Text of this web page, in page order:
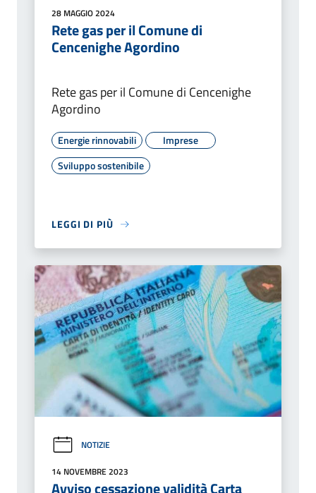
28 MAGGIO 2024
Rete gas per il Comune di
Cencenighe Agordino
Rete gas per il Comune di Cencenighe
Agordino
Energie rinnovabili
Imprese
Sviluppo sostenibile
LEGGI DI PIÙ
NOTIZIE
14 NOVEMBRE 2023
Avviso cessazione validità Carta